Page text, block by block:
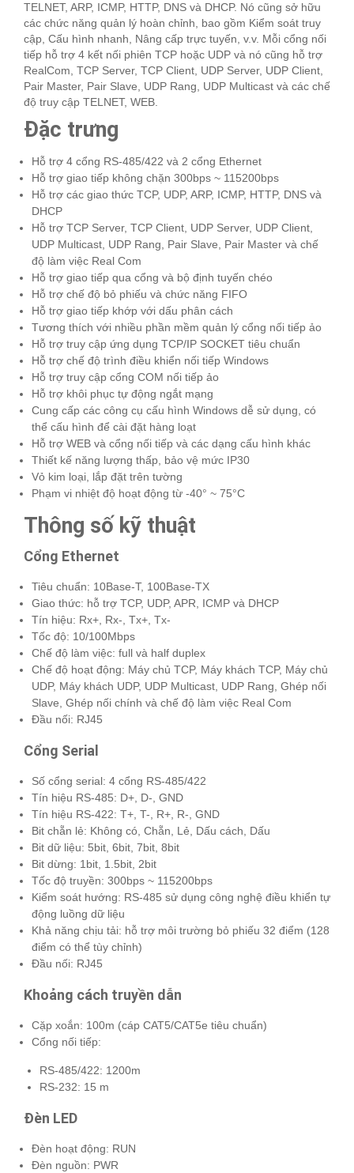
TELNET, ARP, ICMP, HTTP, DNS và DHCP. Nó cũng sở hữu
các chức năng quản lý hoàn chỉnh, bao gồm Kiểm soát truy
cập, Cấu hình nhanh, Nâng cấp trực tuyến, v.v. Mỗi cổng nối
tiếp hỗ trợ 4 kết nối phiên TCP hoặc UDP và nó cũng hỗ trợ
RealCom, TCP Server, TCP Client, UDP Server, UDP Client,
Pair Master, Pair Slave, UDP Rang, UDP Multicast và các chế
độ truy cập TELNET, WEB.
Đặc trưng
Hỗ trợ 4 cổng RS-485/422 và 2 cổng Ethernet
Hỗ trợ giao tiếp không chặn 300bps ~ 115200bps
Hỗ trợ các giao thức TCP, UDP, ARP, ICMP, HTTP, DNS và
DHCP
Hỗ trợ TCP Server, TCP Client, UDP Server, UDP Client,
UDP Multicast, UDP Rang, Pair Slave, Pair Master và chế
độ làm việc Real Com
Hỗ trợ giao tiếp qua cổng và bộ định tuyến chéo
Hỗ trợ chế độ bỏ phiếu và chức năng FIFO
Hỗ trợ giao tiếp khớp với dấu phân cách
Tương thích với nhiều phần mềm quản lý cổng nối tiếp ảo
Hỗ trợ truy cập ứng dụng TCP/IP SOCKET tiêu chuẩn
Hỗ trợ chế độ trình điều khiển nối tiếp Windows
Hỗ trợ truy cập cổng COM nối tiếp ảo
Hỗ trợ khôi phục tự động ngắt mạng
Cung cấp các công cụ cấu hình Windows dễ sử dụng, có
thể cấu hình để cài đặt hàng loạt
Hỗ trợ WEB và cổng nối tiếp và các dạng cấu hình khác
Thiết kế năng lượng thấp, bảo vệ mức IP30
Vỏ kim loại, lắp đặt trên tường
Phạm vi nhiệt độ hoạt động từ -40° ~ 75°C
Thông số kỹ thuật
Cổng Ethernet
Tiêu chuẩn: 10Base-T, 100Base-TX
Giao thức: hỗ trợ TCP, UDP, APR, ICMP và DHCP
Tín hiệu: Rx+, Rx-, Tx+, Tx-
Tốc độ: 10/100Mbps
Chế độ làm việc: full và half duplex
Chế độ hoạt động: Máy chủ TCP, Máy khách TCP, Máy chủ
UDP, Máy khách UDP, UDP Multicast, UDP Rang, Ghép nối
Slave, Ghép nối chính và chế độ làm việc Real Com
Đầu nối: RJ45
Cổng Serial
Số cổng serial: 4 cổng RS-485/422
Tín hiệu RS-485: D+, D-, GND
Tín hiệu RS-422: T+, T-, R+, R-, GND
Bit chẵn lẻ: Không có, Chẵn, Lẻ, Dấu cách, Dấu
Bit dữ liệu: 5bit, 6bit, 7bit, 8bit
Bit dừng: 1bit, 1.5bit, 2bit
Tốc độ truyền: 300bps ~ 115200bps
Kiểm soát hướng: RS-485 sử dụng công nghệ điều khiển tự
động luồng dữ liệu
Khả năng chịu tải: hỗ trợ môi trường bỏ phiếu 32 điểm (128
điểm có thể tùy chỉnh)
Đầu nối: RJ45
Khoảng cách truyền dẫn
Cặp xoắn: 100m (cáp CAT5/CAT5e tiêu chuẩn)
Cổng nối tiếp:
RS-485/422: 1200m
RS-232: 15 m
Đèn LED
Đèn hoạt động: RUN
Đèn nguồn: PWR